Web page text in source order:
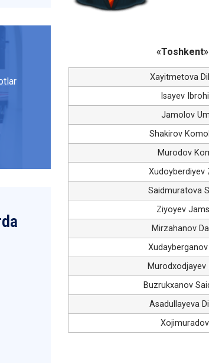
Xayitmetova
Isayev
Jamolov
Shakirov
Murodov
Xudoyberdiyev
Saidmuratova
Ziyoyev
Mirzahanov
Murodxodjayev
Buzrukxanov
Asadullayeva